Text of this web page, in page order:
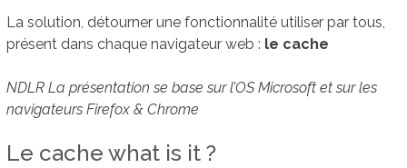
La solution, détourner une fonctionnalité utiliser par tous,
présent dans chaque navigateur web : le cache
NDLR La présentation se base sur l’OS Microsoft et sur les
navigateurs Firefox & Chrome
Le cache what is it ?